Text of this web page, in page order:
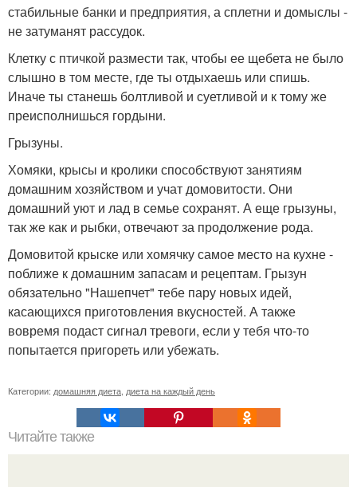
стабильные банки и предприятия, а сплетни и домыслы -
не затуманят рассудок.
Клетку с птичкой размести так, чтобы ее щебета не было
слышно в том месте, где ты отдыхаешь или спишь.
Иначе ты станешь болтливой и суетливой и к тому же
преисполнишься гордыни.
Грызуны.
Хомяки, крысы и кролики способствуют занятиям
домашним хозяйством и учат домовитости. Они
домашний уют и лад в семье сохранят. А еще грызуны,
так же как и рыбки, отвечают за продолжение рода.
Домовитой крыске или хомячку самое место на кухне -
поближе к домашним запасам и рецептам. Грызун
обязательно "Нашепчет" тебе пару новых идей,
касающихся приготовления вкусностей. А также
вовремя подаст сигнал тревоги, если у тебя что-то
попытается пригореть или убежать.
Категории: домашняя диета диета на каждый день
Читайте также